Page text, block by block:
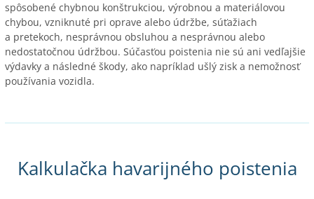
spôsobené chybnou konštrukciou, výrobnou a materiálovou
chybou, vzniknuté pri oprave alebo údržbe, súťažiach
a pretekoch, nesprávnou obsluhou a nesprávnou alebo
nedostatočnou údržbou. Súčasťou poistenia nie sú ani vedľajšie
výdavky a následné škody, ako napríklad ušlý zisk a nemožnosť
používania vozidla.
Kalkulačka havarijného poistenia